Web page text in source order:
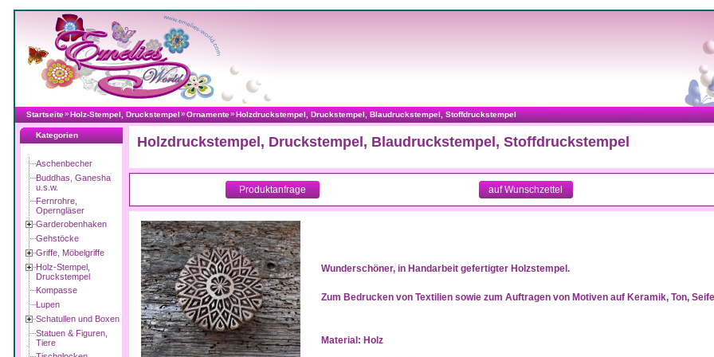
Startseite»Holz-Stempel, Druckstempel»Ornamente»Holzdruckstempel, Druckstempel, Blaudruckstempel, Stoffdruckstempel
Kategorien
Aschenbecher
Buddhas, Ganesha
u.s.w.
Fernrohre,
Operngläser
Garderobenhaken
Gehstöcke
Griffe, Möbelgriffe
Holz-Stempel,
Druckstempel
Kompasse
Lupen
Schatullen und Boxen
Statuen & Figuren,
Tiere
Holzdruckstempel, Druckstempel, Blaudruckstempel, Stoffdruckstempel
Produktanfrage auf Wunschzettel
Wunderschöner, in Handarbeit gefertigter Holzstempel.
Zum Bedrucken von Textilien sowie zum Auftragen von Motiven auf Keramik, Ton,
Material: Holz